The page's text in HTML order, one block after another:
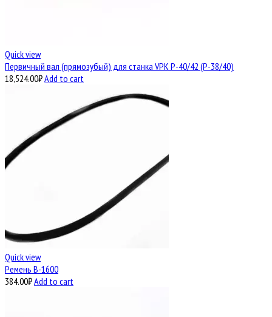
Quick view
Первичный вал (прямозубый) для станка VPK Р-40/42 (Р-38/40)
18,524.00₽Add to cart
Quick view
Ремень В-1600
384.00₽Add to cart